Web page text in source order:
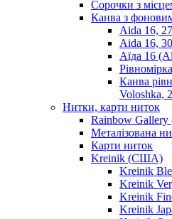
Сорочки з
Канва з
Aida 16,
Aida 16,
Аїда 16
Канва
Voloshka,
Нитки, карти ниток
Rainbow
Металізована
Карти ниток
Kreinik (США)
Kreinik
Kreinik
Kreinik
Kreinik